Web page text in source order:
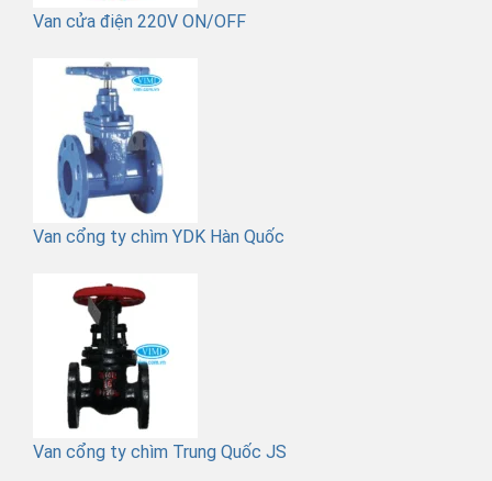
Van cửa điện 220V ON/OFF
Van cổng ty chìm YDK Hàn Quốc
Van cổng ty chìm Trung Quốc JS